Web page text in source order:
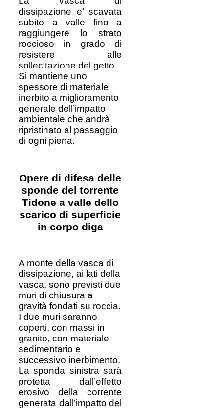
dissipazione e’ scavata
subito a valle fino a
raggiungere lo strato
roccioso in grado di
resistere alle
sollecitazione del getto.
Si mantiene uno
spessore di materiale
inerbito a miglioramento
generale dell’impatto
ambientale che andrà
ripristinato al passaggio
di ogni piena.
Opere di difesa delle
sponde del torrente
Tidone a valle dello
scarico di superficie
in corpo diga
A monte della vasca di
dissipazione, ai lati della
vasca, sono previsti due
muri di chiusura a
gravità fondati su roccia.
I due muri saranno
coperti, con massi in
granito, con materiale
sedimentario e
successivo inerbimento.
La sponda sinistra sarà
protetta dall’effetto
erosivo della corrente
generata dall’impatto del